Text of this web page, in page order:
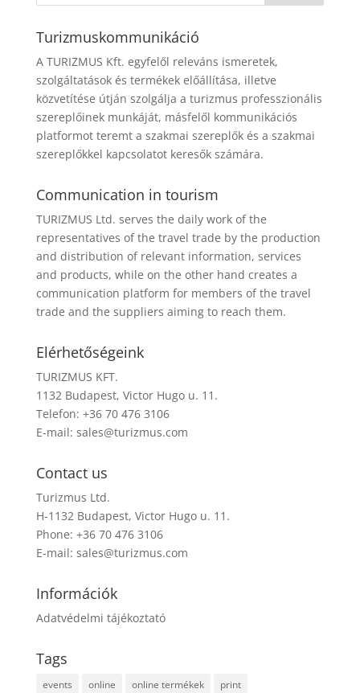
Turizmuskommunikáció
A TURIZMUS Kft. egyfelől releváns ismeretek,
szolgáltatások és termékek előállítása, illetve
közvetítése útján szolgálja a turizmus professzionális
szereplőinek munkáját, másfelől kommunikációs
platformot teremt a szakmai szereplők és a szakmai
szereplőkkel kapcsolatot keresők számára.
Communication in tourism
TURIZMUS Ltd. serves the daily work of the
representatives of the travel trade by the production
and distribution of relevant information, services
and products, while on the other hand creates a
communication platform for members of the travel
trade and the suppliers aiming to reach them.
Elérhetőségeink
TURIZMUS KFT.
1132 Budapest, Victor Hugo u. 11.
Telefon: +36 70 476 3106
E-mail: sales@turizmus.com
Contact us
Turizmus Ltd.
H-1132 Budapest, Victor Hugo u. 11.
Phone: +36 70 476 3106
E-mail: sales@turizmus.com
Információk
Adatvédelmi tájékoztató
Tags
events online online termékek print